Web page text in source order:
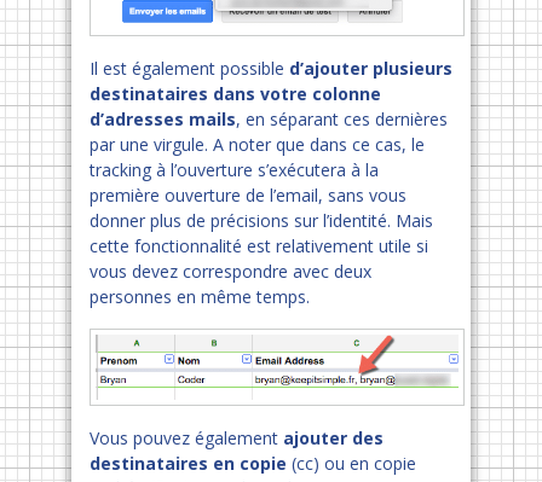
Il est également possible d’ajouter plusieurs
destinataires dans votre colonne
d’adresses mails, en séparant ces dernières
par une virgule. A noter que dans ce cas, le
tracking à l’ouverture s’exécutera à la
première ouverture de l’email, sans vous
donner plus de précisions sur l’identité. Mais
cette fonctionnalité est relativement utile si
vous devez correspondre avec deux
personnes en même temps.
Vous pouvez également ajouter des
destinataires en copie (cc) ou en copie